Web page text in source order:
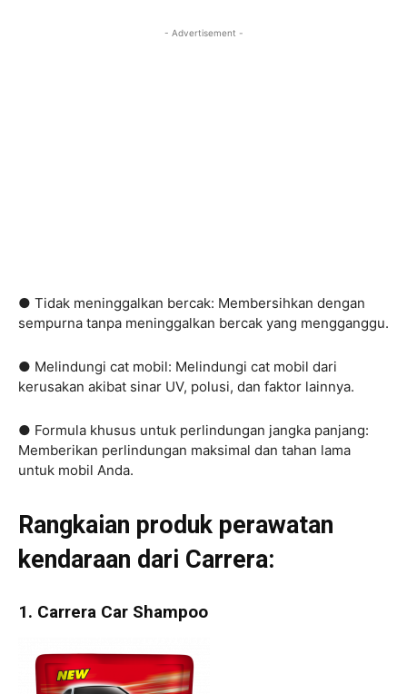
- Advertisement -
● Tidak meninggalkan bercak: Membersihkan dengan
sempurna tanpa meninggalkan bercak yang mengganggu.
● Melindungi cat mobil: Melindungi cat mobil dari
kerusakan akibat sinar UV, polusi, dan faktor lainnya.
● Formula khusus untuk perlindungan jangka panjang:
Memberikan perlindungan maksimal dan tahan lama
untuk mobil Anda.
Rangkaian produk perawatan
kendaraan dari Carrera:
1. Carrera Car Shampoo